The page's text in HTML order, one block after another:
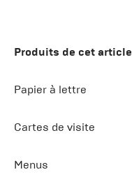
Produits de cet article
Papier à lettre
Cartes de visite
Menus